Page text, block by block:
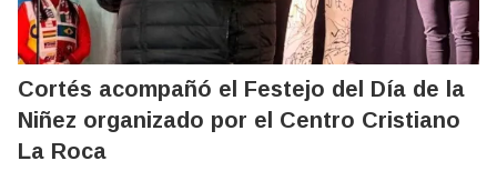
Cortés acompañó el Festejo del Día de la
Niñez organizado por el Centro Cristiano
La Roca